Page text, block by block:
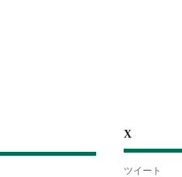
X
ツイート